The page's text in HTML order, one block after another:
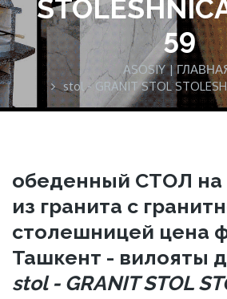
59
ASOSIY |
stol - GRANIT STOL
обеденный СТОЛ на
из гранита с
столешницей цена
Ташкент - вилояты
stol - GRANIT STOL